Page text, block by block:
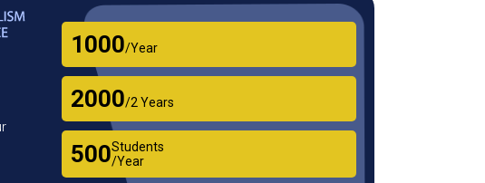
₹1000/Year
₹2000/2 Years
₹500Students
/Year